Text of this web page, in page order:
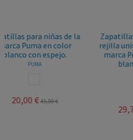
la
Zapatillas con velcro de
rejilla unisex para niños,
marca Puma, en color